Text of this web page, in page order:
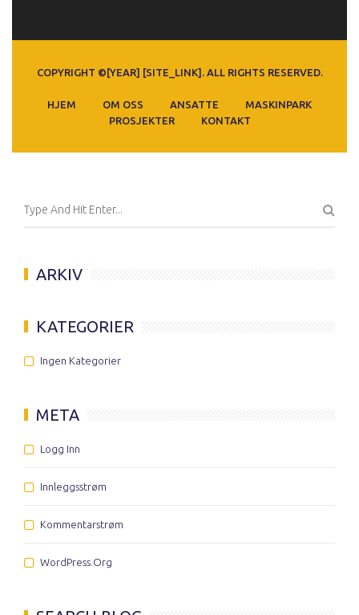
COPYRIGHT ©[YEAR] [SITE_LINK]. ALL RIGHTS RESERVED.
HJEM OM OSS ANSATTE
MASKINPARK
PROSJEKTER
KONTAKT
ARKIV
KATEGORIER
Ingen Kategorier
META
Logg Inn
Innleggsstrøm
Kommentarstrøm
WordPress.org